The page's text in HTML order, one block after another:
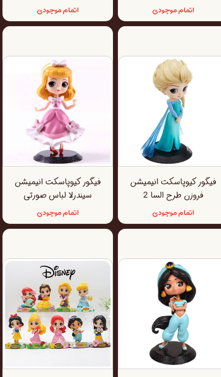
اتمام موجودی اتمام موجودی
فیگور کیوپاسکت انیمیشن
فروزن طرح السا 2
اتمام موجودی
فیگور کیوپاسکت انیمیشن
سیندرلا لباس صورتی
اتمام موجودی